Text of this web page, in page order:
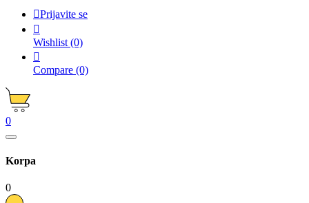
Prijavite se

Wishlist (0)

Compare (0)
0
Korpa
0